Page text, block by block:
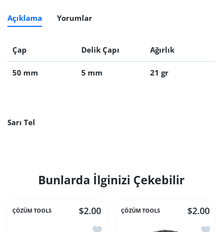
Açıklama Yorumlar
Çap Delik Çapı Ağırlık
50 mm 5 mm 21 gr
Sarı Tel
Bunlarda İlginizi Çekebilir
ÇÖZÜM TOOLS $2.00
İstek listesine ekle Kırmızı Kıl Fırça
ÇÖZÜM TOOLS $2.00
İstek